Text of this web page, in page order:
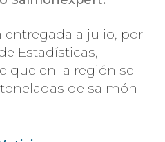
entregada a julio, por
Estadísticas,
que en la región se
toneladas de salmón